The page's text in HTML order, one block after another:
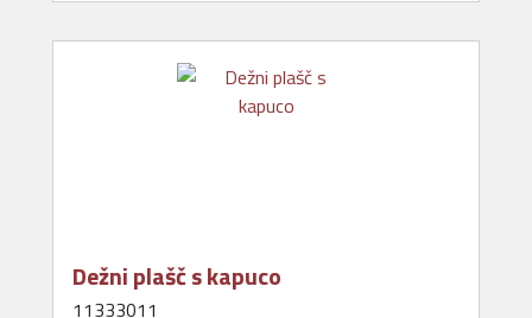
Dežni plašč s kapuco
11333011